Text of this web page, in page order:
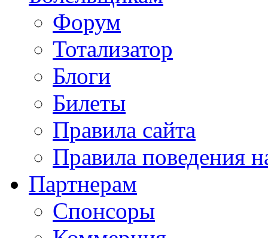
Форум
Тотализатор
Блоги
Билеты
Правила сайта
Правила поведения
Партнерам
Спонсоры